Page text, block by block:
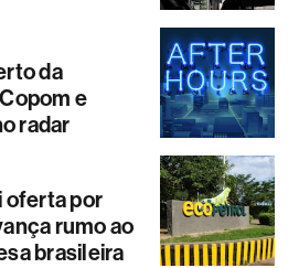
da
e
radar
oferta por
rumo ao
brasileira